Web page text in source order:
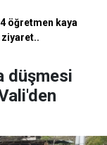
öğretmen kaya
ziyaret..
düşmesi